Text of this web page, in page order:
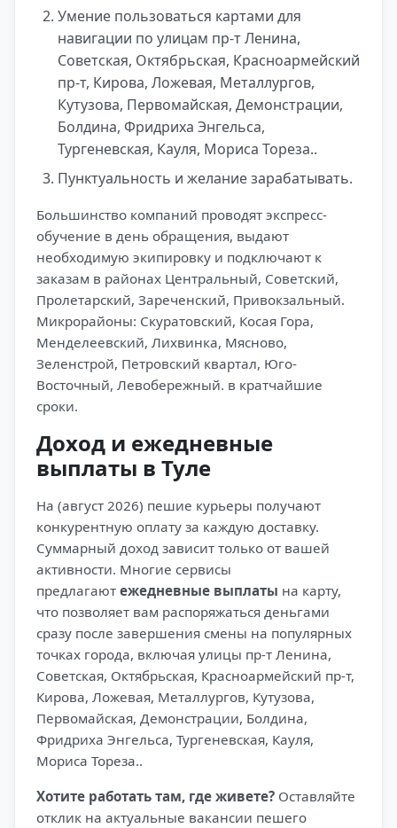
Умение пользоваться картами для
навигации по улицам пр-т Ленина,
Советская, Октябрьская, Красноармейский
пр-т, Кирова, Ложевая, Металлургов,
Кутузова, Первомайская, Демонстрации,
Болдина, Фридриха Энгельса,
Тургеневская, Кауля, Мориса Тореза..
Пунктуальность и желание зарабатывать.
Большинство компаний проводят экспресс-
обучение в день обращения, выдают
необходимую экипировку и подключают к
заказам в районах Центральный, Советский,
Пролетарский, Зареченский, Привокзальный.
Микрорайоны: Скуратовский, Косая Гора,
Менделеевский, Лихвинка, Мясново,
Зеленстрой, Петровский квартал, Юго-
Восточный, Левобережный. в кратчайшие
сроки.
Доход и ежедневные
выплаты в Туле
На (август 2026) пешие курьеры получают
конкурентную оплату за каждую доставку.
Суммарный доход зависит только от вашей
активности. Многие сервисы
предлагают ежедневные выплаты на карту,
что позволяет вам распоряжаться деньгами
сразу после завершения смены на популярных
точках города, включая улицы пр-т Ленина,
Советская, Октябрьская, Красноармейский пр-т,
Кирова, Ложевая, Металлургов, Кутузова,
Первомайская, Демонстрации, Болдина,
Фридриха Энгельса, Тургеневская, Кауля,
Мориса Тореза..
Хотите работать там, где живете? Оставляйте
отклик на актуальные вакансии пешего